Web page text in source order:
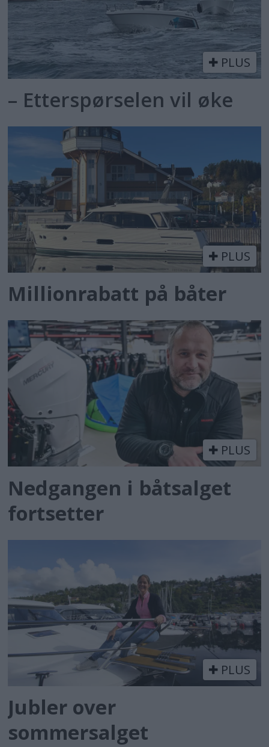
PLUS
– Etterspørselen vil øke
PLUS
Millionrabatt på båter
PLUS
Nedgangen i båtsalget
fortsetter
PLUS
Jubler over
sommersalget